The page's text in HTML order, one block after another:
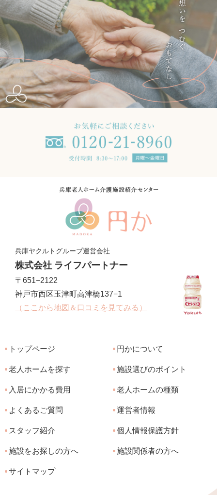
兵庫ヤクルトグループ運営会社
株式会社 ライフパートナー
〒651−2122
神戸市西区玉津町高津橋137−1
（ここから地図＆口コミを見てみる）
トップページ 円かについて
老人ホームを探す 施設選びのポイント
入居にかかる費用 老人ホームの種類
よくあるご質問 運営者情報
スタッフ紹介 個人情報保護方針
施設をお探しの方へ 施設関係者の方へ
サイトマップ